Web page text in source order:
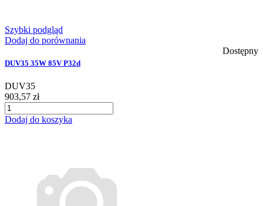
Szybki podgląd
Dodaj do porównania
Dostępny
DUV35 35W 85V P32d
DUV35
903,57 zł
Dodaj do koszyka